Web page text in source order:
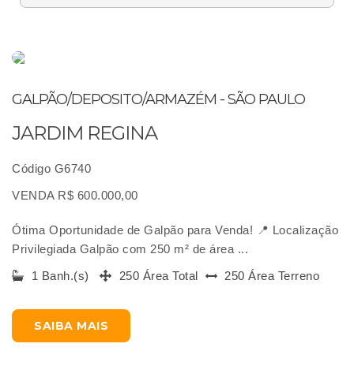
GALPÃO/DEPOSITO/ARMAZÉM - SÃO PAULO
JARDIM REGINA
Código G6740
VENDA R$ 600.000,00
Ótima Oportunidade de Galpão para Venda! 📍 Localização
Privilegiada Galpão com 250 m² de área ...
1 Banh.(s)
250 Área Total 250 Área Terreno
SAIBA MAIS